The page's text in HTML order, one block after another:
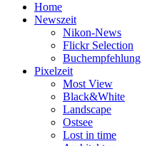
Home
Newszeit
Nikon-News
Flickr Selection
Buchempfehlung
Pixelzeit
Most View
Black&White
Landscape
Ostsee
Lost in time